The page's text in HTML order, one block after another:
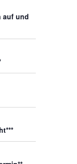
n
n
n
n
n
n
auf und